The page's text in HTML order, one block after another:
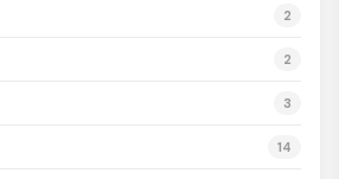
2
2
3
14